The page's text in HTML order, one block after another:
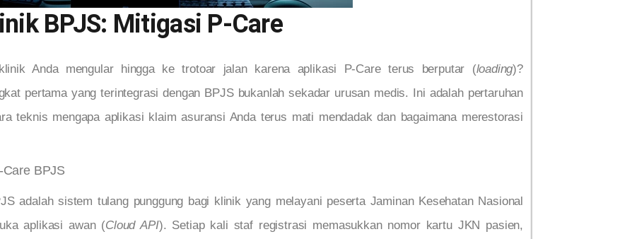
BPJS: Mitigasi P-Care
Anda mengular hingga ke trotoar jalan karena aplikasi P-Care terus berputar (loading)?
pertama yang terintegrasi dengan BPJS bukanlah sekadar urusan medis. Ini adalah pertaruhan
teknis mengapa aplikasi klaim asuransi Anda terus mati mendadak dan bagaimana merestorasi
BPJS
adalah sistem tulang punggung bagi klinik yang melayani peserta Jaminan Kesehatan Nasional
aplikasi awan (Cloud API). Setiap kali staf registrasi memasukkan nomor kartu JKN pasien,